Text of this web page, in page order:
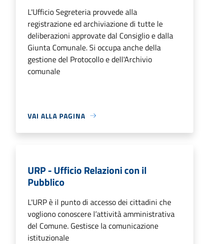
L'Ufficio Segreteria provvede alla
registrazione ed archiviazione di tutte le
deliberazioni approvate dal Consiglio e dalla
Giunta Comunale. Si occupa anche della
gestione del Protocollo e dell'Archivio
comunale
VAI ALLA PAGINA
URP - Ufficio Relazioni con il
Pubblico
L'URP è il punto di accesso dei cittadini che
vogliono conoscere l’attività amministrativa
del Comune. Gestisce la comunicazione
istituzionale